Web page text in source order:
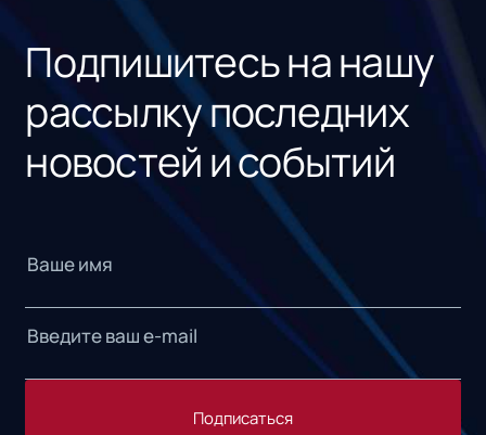
Подпишитесь на нашу
рассылку последних
новостей и событий
Подписаться